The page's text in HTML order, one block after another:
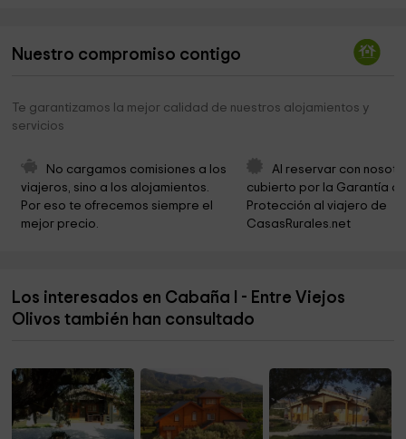
Refugi de la font Serquera 7,8 km
Tossal De Tarsan
La Rambla
Finestra de la Safor
Pasarela Sobre Río Serpis 9,5 km
Nuestro compromiso contigo
Te garantizamos la mejor calidad de nuestros alojamientos y
servicios
No cargamos comisiones a los
viajeros, sino a los alojamientos.
Por eso te ofrecemos siempre el
mejor precio.
Al reservar con
cubierto por la Garantía
Protección al viajero de
CasasRurales.net
Los interesados en Cabaña I - Entre Viejos
Olivos también han consultado